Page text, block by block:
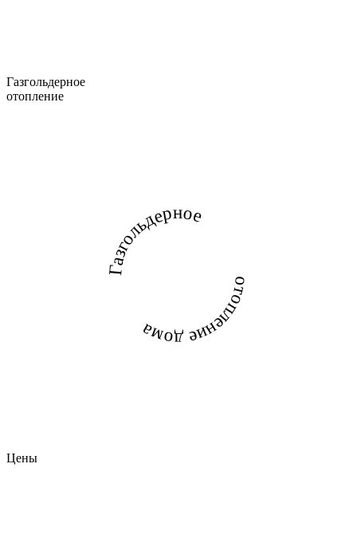
Газгольдерное
отопление
Газгольдерное
отопление дома
Цены